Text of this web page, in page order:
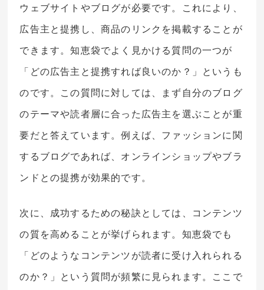
ウェブサイトやブログが必要です。これにより、
広告主と提携し、商品のリンクを掲載することが
できます。知恵袋でよく見かける質問の一つが
「どの広告主と提携すれば良いのか？」というも
のです。この質問に対しては、まず自分のブログ
のテーマや読者層に合った広告主を選ぶことが重
要だと答えています。例えば、ファッションに関
するブログであれば、オンラインショップやブラ
ンドとの提携が効果的です。
次に、成功するための秘訣としては、コンテンツ
の質を高めることが挙げられます。知恵袋でも
「どのようなコンテンツが読者に受け入れられる
のか？」という質問が頻繁に見られます。ここで